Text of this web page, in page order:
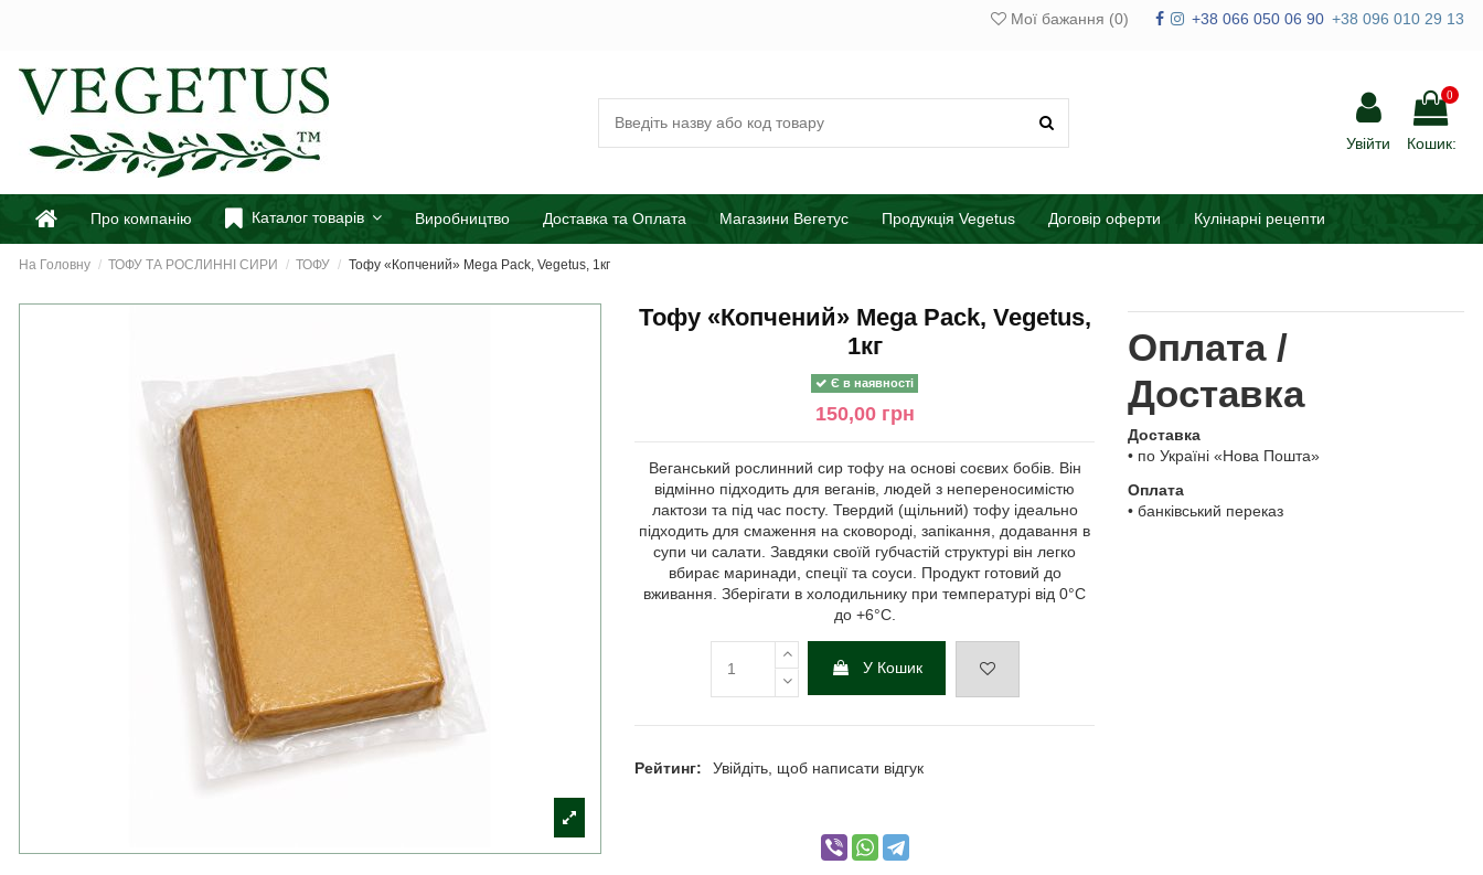
Мої бажання (0) +38 066 050 06 90 +38 096 010 29 13
Увійти
0
Кошик:
Про компанію Каталог товарів Виробництво Доставка та Оплата Магазини Вегетус Продукція Vegetus Договір оферти Кулінарні рецепти
На Головну ТОФУ ТА РОСЛИННІ СИРИ ТОФУ Тофу «Копчений» Mega Pack, Vegetus, 1кг
Тофу «Копчений» Mega Pack, Vegetus,
1кг
Є в наявності
150,00 грн
Веганський рослинний сир тофу на основі соєвих бобів. Він
відмінно підходить для веганів, людей з непереносимістю
лактози та під час посту. Твердий (щільний) тофу ідеально
підходить для смаження на сковороді, запікання, додавання в
супи чи салати. Завдяки своїй губчастій структурі він легко
вбирає маринади, спеції та соуси. Продукт готовий до
вживання. Зберігати в холодильнику при температурі від 0°С
до +6°С.
У Кошик
Рейтинг: Увійдіть, щоб написати відгук
Оплата /
Доставка
Доставка
• по Україні «Нова Пошта»
Оплата
• банківський переказ